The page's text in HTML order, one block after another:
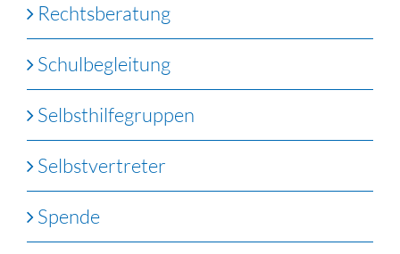
Rechtsberatung
Schulbegleitung
Selbsthilfegruppen
Selbstvertreter
Spende